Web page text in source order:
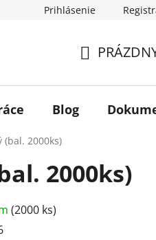
Prihlásenie
KOŠÍK
Blog
(bal. 2000ks)
2000ks)
(2000 ks)